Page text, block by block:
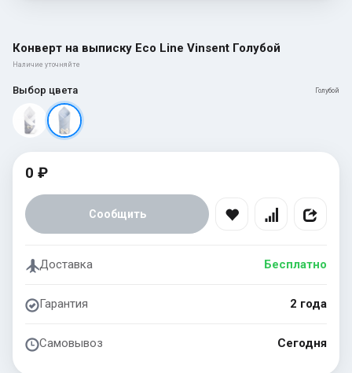
Конверт на выписку Eco Line Vinsent Голубой
Наличие уточняйте
Выбор цвета Голубой
0 ₽
Сообщить
Доставка Бесплатно
Гарантия 2 года
Самовывоз Сегодня